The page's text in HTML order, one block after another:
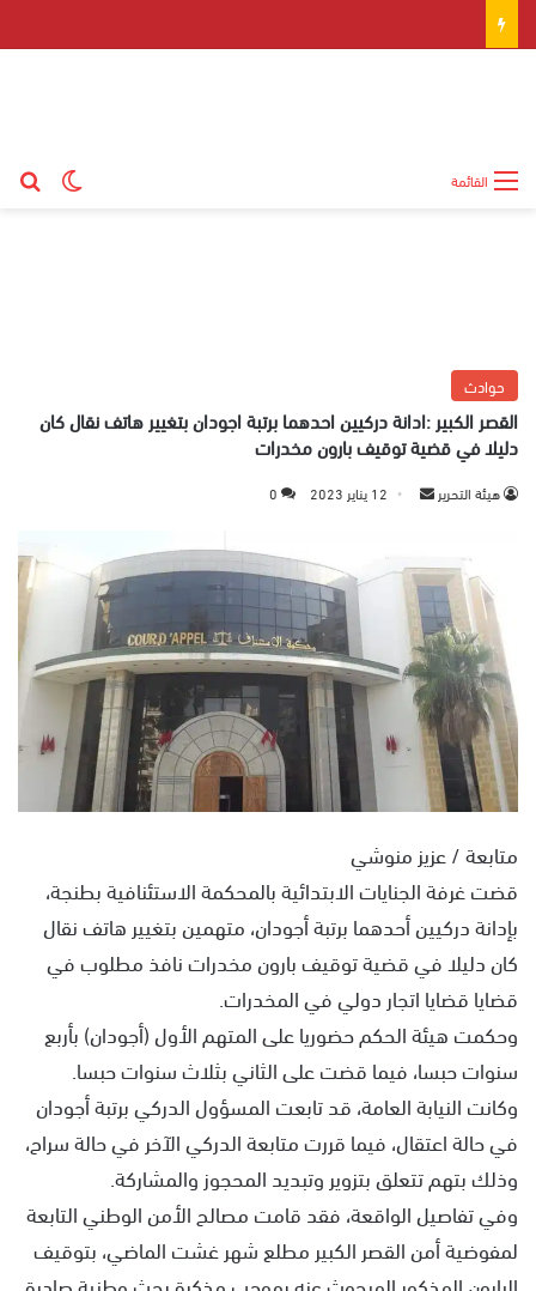
القائمة
حوادث
القصر الكبير :ادانة دركيين احدهما برتبة اجودان بتغيير هاتف نقال كان
دليلا في قضية توقيف بارون مخدرات
هيئة التحرير
ل
ب
ر
ي
د
ا
ك
ر
و
ا
12 يناير 2023 0
متابعة / عزيز منوشي
قضت غرفة الجنايات الابتدائية بالمحكمة الاستئنافية بطنجة،
بإدانة دركيين أحدهما برتبة أجودان، متهمين بتغيير هاتف نقال
كان دليلا في قضية توقيف بارون مخدرات نافذ مطلوب في
قضايا قضايا اتجار دولي في المخدرات.
وحكمت هيئة الحكم حضوريا على المتهم الأول (أجودان) بأربع
سنوات حبسا، فيما قضت على الثاني بثلاث سنوات حبسا.
وكانت النيابة العامة، قد تابعت المسؤول الدركي برتبة أجودان
في حالة اعتقال، فيما قررت متابعة الدركي الآخر في حالة سراح،
وذلك بتهم تتعلق بتزوير وتبديد المحجوز والمشاركة.
وفي تفاصيل الواقعة، فقد قامت مصالح الأمن الوطني التابعة
لمفوضية أمن القصر الكبير مطلع شهر غشت الماضي، بتوقيف